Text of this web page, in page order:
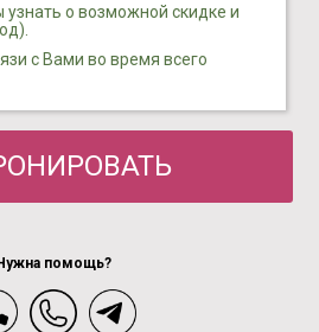
о возможной скидке и
с Вами во время всего
помощь?